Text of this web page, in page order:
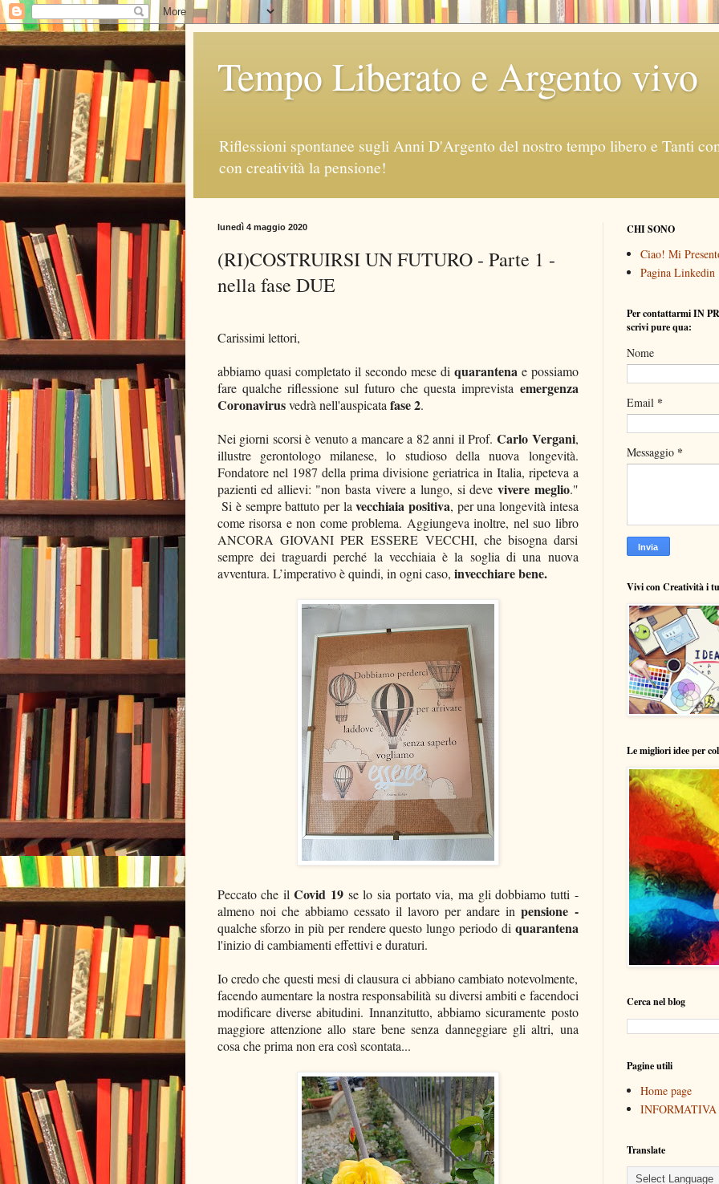
Tempo Liberato e Argento vivo
Riflessioni spontanee sugli Anni D'Argento del nostro tempo libero e Tanti
con creatività la pensione!
lunedì 4 maggio 2020
(RI)COSTRUIRSI UN FUTURO - Parte 1 -
nella fase DUE
Carissimi lettori,
abbiamo quasi completato il secondo mese diquarantena e possiamo
fare qualche riflessione sul futuro che questa imprevista emergenza
Coronavirusvedrà nell'auspicata fase 2.
Nei giorni scorsi è venuto a mancare a 82 anni il Prof. Carlo Vergani,
illustre gerontologo milanese, lo studioso della nuova longevità.
Fondatore nel 1987 della prima divisione geriatrica in Italia, ripeteva a
pazienti ed allievi: "non basta vivere a lungo, si deve vivere meglio."
Si è sempre battuto per lavecchiaia positiva, per una longevità intesa
come risorsa e non come problema. Aggiungeva inoltre, nel suo libro
ANCORA GIOVANI PER ESSERE VECCHI, che bisogna darsi
sempre dei traguardi perché la vecchiaia è la soglia di una nuova
avventura. L’imperativo è quindi, in ogni caso, invecchiare bene.
Peccato che ilCovid 19 se lo sia portato via, ma gli dobbiamo tutti -
almeno noi che abbiamo cessato il lavoro perandare in pensione -
qualche sforzo in più per rendere questo lungo periodo diquarantena
l'inizio di cambiamenti effettivi e duraturi.
Io credo che questi mesi di clausura ci abbiano cambiato notevolmente,
facendo aumentare la nostra responsabilità su diversi ambiti e facendoci
modificare diverse abitudini. Innanzitutto, abbiamo sicuramente posto
maggiore attenzione allo stare bene senza danneggiare gli altri, una
cosa che prima non era così scontata...
CHI SONO
Ciao! Mi
Pagina Linkedin
Per contattarmi IN
scrivi pure qua:
Nome
Email *
Messaggio *
Vivi con Creatività i
Le migliori idee per
Cerca nel blog
Pagine utili
Home page
INFORMATIVA
Translate